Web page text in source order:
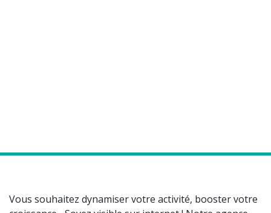
Vous souhaitez dynamiser votre activité, booster votre